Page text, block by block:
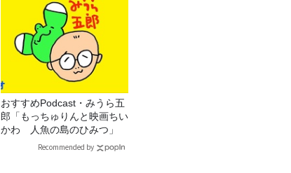
おすすめPodcast・みうら五
郎「もっちゅりんと映画ちい
かわ 人魚の島のひみつ」
Recommended by